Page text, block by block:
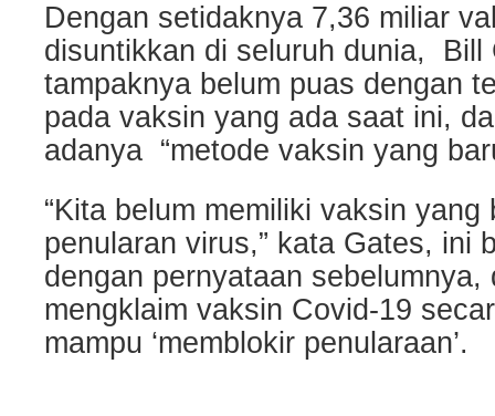
Dengan setidaknya 7,36 miliar
disuntikkan di seluruh dunia, Bill
tampaknya belum puas dengan
pada vaksin yang ada saat ini,
adanya “metode vaksin yang
“Kita belum memiliki vaksin yang
penularan virus,” kata Gates, ini
dengan pernyataan sebelumnya,
mengklaim vaksin Covid-19
mampu ‘memblokir penularaan’.